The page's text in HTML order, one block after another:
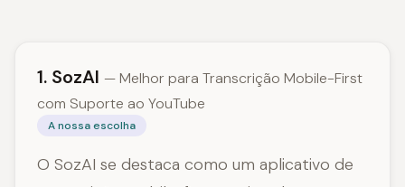
1. SozAI — Melhor para Transcrição Mobile-First
com Suporte ao YouTube
A nossa escolha
O SozAI se destaca como um aplicativo de